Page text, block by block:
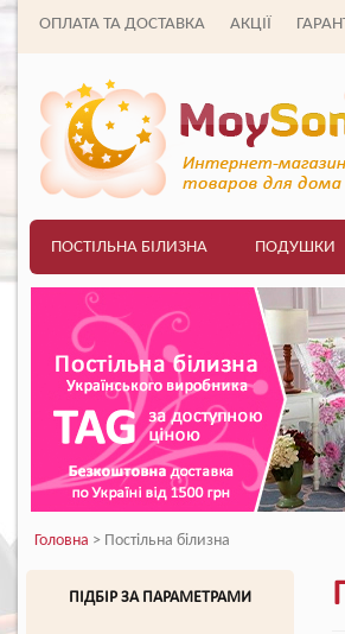
ОПЛАТА ТА ДОСТАВКА АКЦІЇ
ПОСТІЛЬНА БІЛИЗНА ПОДУШКИ
Головна > Постільна білизна
ПІДБІР ЗА ПАРАМЕТРАМИ